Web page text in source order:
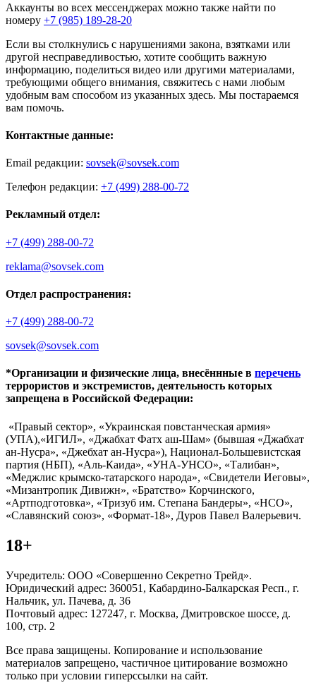
Аккаунты во всех мессенджерах можно также найти по
номеру +7 (985) 189-28-20
Если вы столкнулись с нарушениями закона, взятками или
другой несправедливостью, хотите сообщить важную
информацию, поделиться видео или другими материалами,
требующими общего внимания, свяжитесь с нами любым
удобным вам способом из указанных здесь. Мы постараемся
вам помочь.
Контактные данные:
Email редакции: sovsek@sovsek.com
Телефон редакции: +7 (499) 288-00-72
Рекламный отдел:
+7 (499) 288-00-72
reklama@sovsek.com
Отдел распространения:
+7 (499) 288-00-72
sovsek@sovsek.com
*Организации и физические лица, внесённные в перечень
террористов и экстремистов, деятельность которых
запрещена в Российской Федерации:
«Правый сектор», «Украинская повстанческая армия»
(УПА),«ИГИЛ», «Джабхат Фатх аш-Шам» (бывшая «Джабхат
ан-Нусра», «Джебхат ан-Нусра»), Национал-Большевистская
партия (НБП), «Аль-Каида», «УНА-УНСО», «Талибан»,
«Меджлис крымско-татарского народа», «Свидетели Иеговы»,
«Мизантропик Дивижн», «Братство» Корчинского,
«Артподготовка», «Тризуб им. Степана Бандеры», «НСО»,
«Славянский союз», «Формат-18», Дуров Павел Валерьевич.
18+
Учредитель: ООО «Совершенно Секретно Трейд».
Юридический адрес: 360051, Кабардино-Балкарская Респ., г.
Нальчик, ул. Пачева, д. 36
Почтовый адрес: 127247, г. Москва, Дмитровское шоссе, д.
100, стр. 2
Все права защищены. Копирование и использование
материалов запрещено, частичное цитирование возможно
только при условии гиперссылки на сайт.